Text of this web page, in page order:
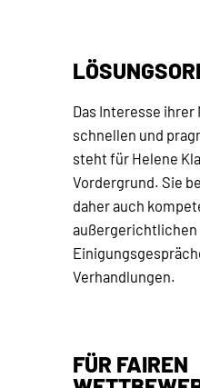
Das Interesse ihrer
schnellen und
steht für Helene
Vordergrund. Sie
daher auch
außergerichtlichen
Verhandlungen.
FÜR FAIREN